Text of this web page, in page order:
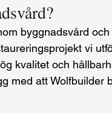
byggnadsvård
vi
kvalitet och
med att Wolfbuilder